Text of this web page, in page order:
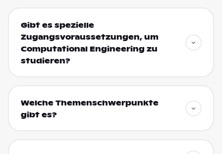
Gibt es spezielle
Zugangsvoraussetzungen, um
Computational Engineering zu
studieren?
Welche Themenschwerpunkte
gibt es?